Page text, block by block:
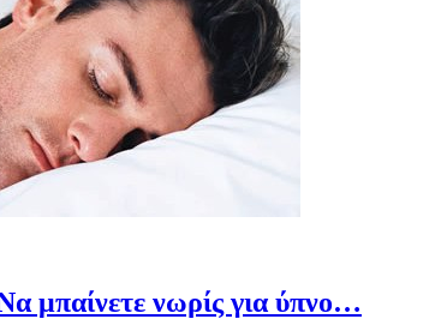
μπαίνετε νωρίς για ύπνο…